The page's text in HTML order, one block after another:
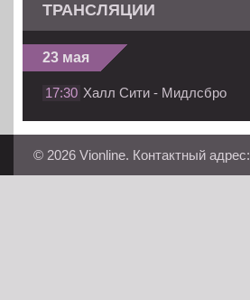
ТРАНСЛЯЦИИ
23 мая
17:30 Халл Сити - Мидлсбро
© 2026 Vionline. Контактный адрес: